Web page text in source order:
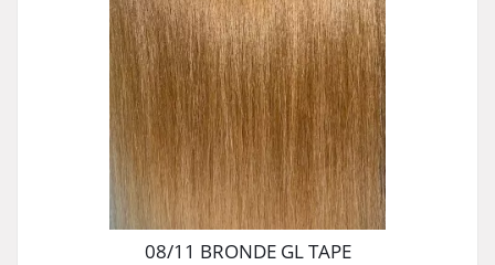
08/11 BRONDE GL TAPE